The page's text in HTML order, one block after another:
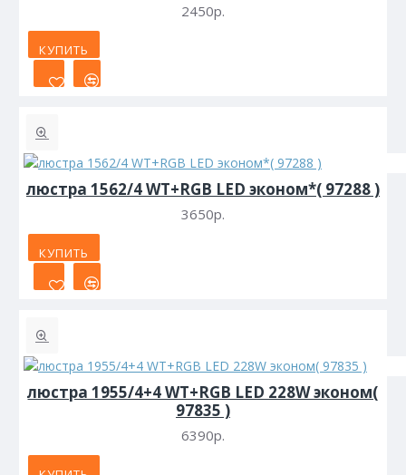
2450р.
КУПИТЬ
люстра 1562/4 WT+RGB LED эконом*( 97288 )
3650р.
КУПИТЬ
люстра 1955/4+4 WT+RGB LED 228W эконом(
97835 )
6390р.